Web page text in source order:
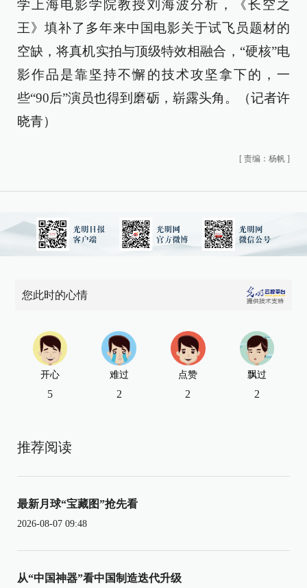
学上海电影学院教授刘海波分析，《长空之
王》填补了多年来中国电影关于试飞员题材的
空缺，将真机实拍与顶级特效相融合，“硬核”电
影作品是靠坚持不懈的技术攻坚拿下的，一
些“90后”演员也得到磨砺，崭露头角。（记者许
晓青）
[ 责编：杨帆 ]
您此时的心情
开心
5
难过
2
点赞
2
飘过
2
推荐阅读
最新月球“宝藏图”抢先看
2026-08-07 09:48
从“中国神器”看中国制造迭代升级